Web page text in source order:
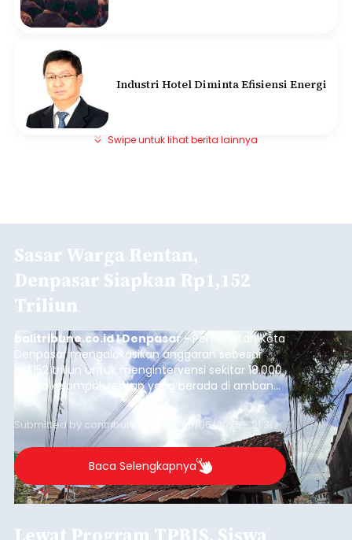
Industri Hotel Diminta Efisiensi Energi
Swipe untuk lihat berita lainnya
Sasar Warga Rentan,
Denpasar Siapkan Rp1,152
Triliun
balitribune.co.id I Denpasar - Pemerintah Kota
Denpasar mengalokasikan anggaran sebesar
Rp1,152 triliun untuk mengintervensi sekitar 18.000
warga kelompok rentan yang berada di ambang
garis kemiskinan. Langkah strategis ini diambil
guna menjaga masyarakat yang berada pada
kelompok desil 5 dan 6 tersebut agar tidak
merosot ke kategori miskin.
Submitted by contributor Thu, 08/06/2026 - 21:31
Baca Selengkapnya
Lewat Program TPBIS, Siswa